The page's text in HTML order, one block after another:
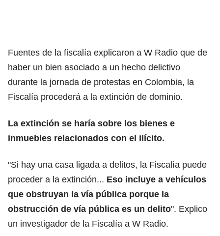
Fuentes de la fiscalía explicaron a W Radio que de
haber un bien asociado a un hecho delictivo
durante la jornada de protestas en Colombia, la
Fiscalía procederá a la extinción de dominio.
La extinción se haría sobre los bienes e
inmuebles relacionados con el ilícito.
"Si hay una casa ligada a delitos, la Fiscalía puede
proceder a la extinción... Eso incluye a vehículos
que obstruyan la vía pública porque la
obstrucción de vía pública es un delito". Explico
un investigador de la Fiscalía a W Radio.